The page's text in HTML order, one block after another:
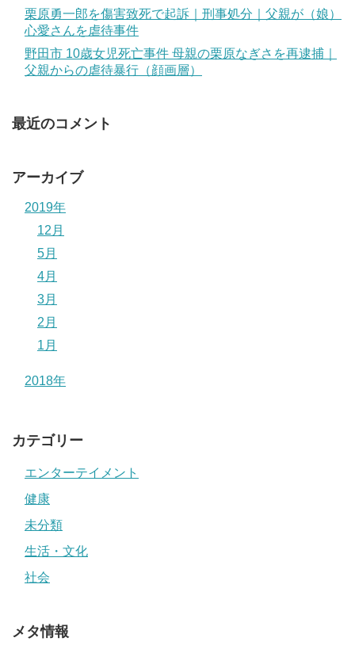
栗原勇一郎を傷害致死で起訴｜刑事処分｜父親が（娘）
心愛さんを虐待事件
野田市 10歳女児死亡事件 母親の栗原なぎさを再逮捕｜
父親からの虐待暴行（顔画層）
最近のコメント
アーカイブ
2019年
12月
5月
4月
3月
2月
1月
2018年
カテゴリー
エンターテイメント
健康
未分類
生活・文化
社会
メタ情報